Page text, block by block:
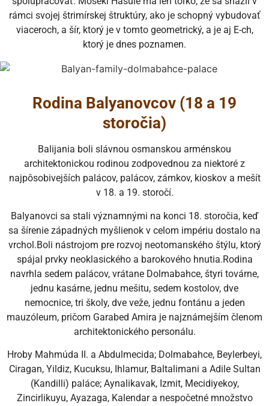
rámci svojej štrimírskej štruktúry, ako je schopný vybudovať
viaceroch, a šír, ktorý je v tomto geometrický, a je aj E-ch,
ktorý je dnes poznamen.
Rodina Balyanovcov (18 a 19
storočia)
Balijania boli slávnou osmanskou arménskou
architektonickou rodinou zodpovednou za niektoré z
najpôsobivejších palácov, palácov, zámkov, kioskov a mešít
v 18. a 19. storočí.
Balyanovci sa stali významnými na konci 18. storočia, keď
sa šírenie západných myšlienok v celom impériu dostalo na
vrchol.Boli nástrojom pre rozvoj neotomanského štýlu, ktorý
spájal prvky neoklasického a barokového hnutia.Rodina
navrhla sedem palácov, vrátane Dolmabahce, štyri továrne,
jednu kasárne, jednu mešitu, sedem kostolov, dve
nemocnice, tri školy, dve veže, jednu fontánu a jeden
mauzóleum, pričom Garabed Amira je najznámejším členom
architektonického personálu.
Hroby Mahmúda II. a Abdulmecida; Dolmabahce, Beylerbeyi,
Ciragan, Yildiz, Kucuksu, Ihlamur, Baltalimani a Adile Sultan
(Kandilli) paláce; Aynalikavak, Izmit, Mecidiyekoy,
Zincirlikuyu, Ayazaga, Kalendar a nespočetné množstvo